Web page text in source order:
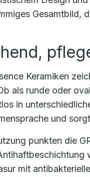
Gesamtbild,
Keramiken
als runde oder
in
und
punkten die
mit